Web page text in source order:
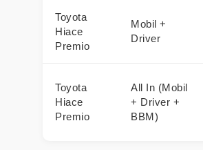
Toyota
Hiace
Premio
Mobil +
Driver
Toyota
Hiace
Premio
All In (Mobil
+ Driver +
BBM)